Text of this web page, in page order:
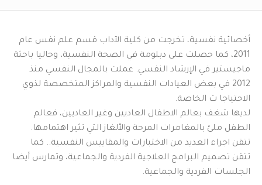
أخصائية نفسية، تخرجت من كلية الآداب قسم علم نفس عام
2011، كما حصلت على دبلومة في الصحة النفسية، وحاليا باحثة
ماجيستير في الإرشاد النفسي. عملت بالمجال النفسي منذ
2012 في بعض العيادات النفسية والمراكز المتخصصة لذوي
الاحتياجا ت الخاصة.
لديها شغف بعالم الاطفال العاديين وغير العاديين، فعالم
الطفل ملئ بالمغامرات المرحة والألغاز التي تثير اهتمامها.
تتقن اجراء العديد من الاختبارات والمقاييس النفسية.. كما
تتقن تصميم البرامج العلاجية الفردية والجماعية، وتمارس أيضا
الجلسات الفردية والجماعية.